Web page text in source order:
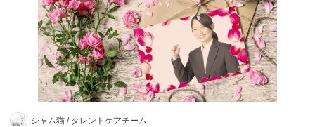
シャム猫 / タレントケアチーム